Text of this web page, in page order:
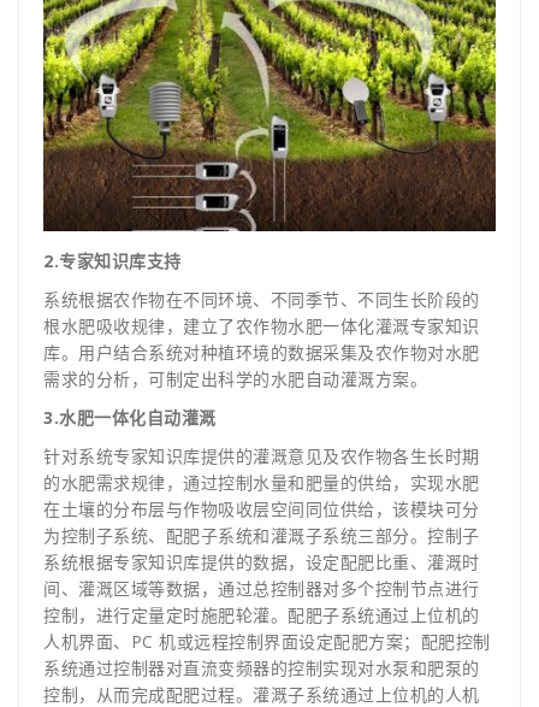
2.专家知识库支持
系统根据农作物在不同环境、不同季节、不同生长阶段的
根水肥吸收规律，建立了农作物水肥一体化灌溉专家知识
库。用户结合系统对种植环境的数据采集及农作物对水肥
需求的分析，可制定出科学的水肥自动灌溉方案。
3.水肥一体化自动灌溉
针对系统专家知识库提供的灌溉意见及农作物各生长时期
的水肥需求规律，通过控制水量和肥量的供给，实现水肥
在土壤的分布层与作物吸收层空间同位供给，该模块可分
为控制子系统、配肥子系统和灌溉子系统三部分。控制子
系统根据专家知识库提供的数据，设定配肥比重、灌溉时
间、灌溉区域等数据，通过总控制器对多个控制节点进行
控制，进行定量定时施肥轮灌。配肥子系统通过上位机的
人机界面、PC 机或远程控制界面设定配肥方案；配肥控制
系统通过控制器对直流变频器的控制实现对水泵和肥泵的
控制，从而完成配肥过程。灌溉子系统通过上位机的人机